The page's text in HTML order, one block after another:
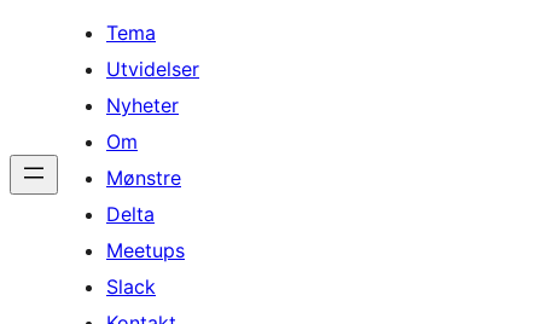
Tema
Utvidelser
Nyheter
Om
Mønstre
Delta
Meetups
Slack